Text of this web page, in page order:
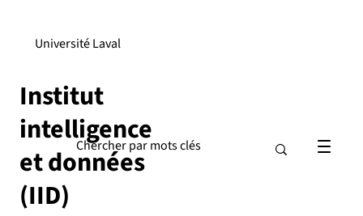
Institut
intelligence
et données
(IID)
Université Laval